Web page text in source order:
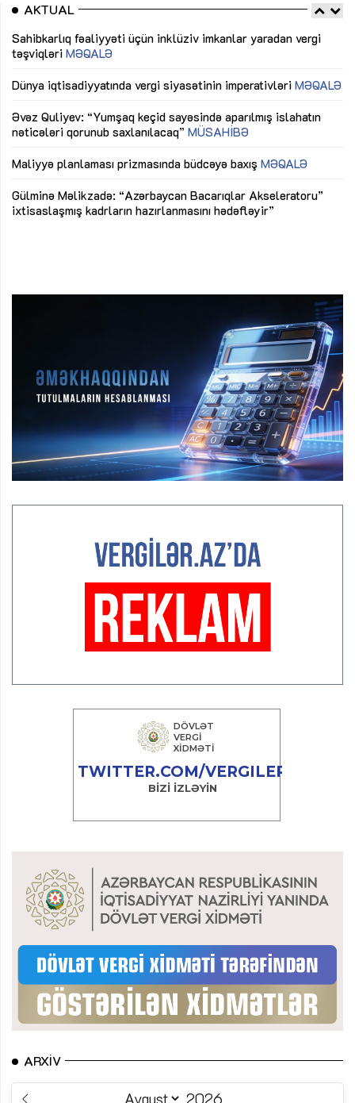
AKTUAL
Sahibkarlıq fəaliyyəti üçün inklüziv imkanlar yaradan vergi
təşviqləri MƏQALƏ
Dünya iqtisadiyyatında vergi siyasətinin imperativləri MƏQALƏ
Əvəz Quliyev: “Yumşaq keçid sayəsində aparılmış islahatın
nəticələri qorunub saxlanılacaq” MÜSAHİBƏ
Maliyyə planlaması prizmasında büdcəyə baxış MƏQALƏ
Gülminə Məlikzadə: “Azərbaycan Bacarıqlar Akseleratoru”
ixtisaslaşmış kadrların hazırlanmasını hədəfləyir”
ARXIV